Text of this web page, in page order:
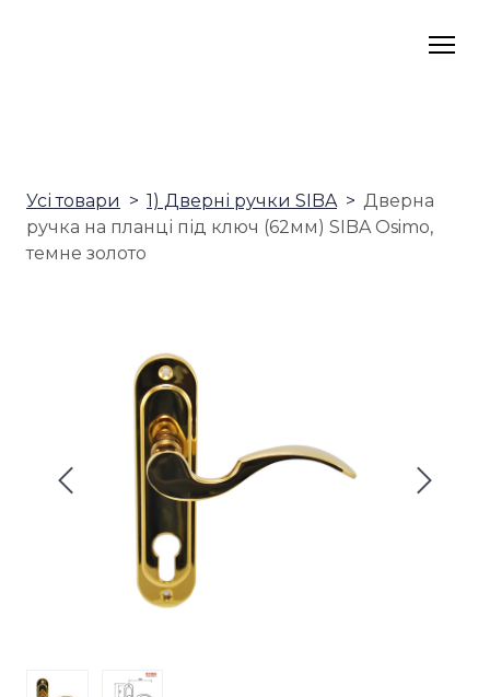
Усі товари 1) Дверні ручки SIBA
Дверна
ручка на планці під ключ (62мм) SIBA Osimo,
темне золото